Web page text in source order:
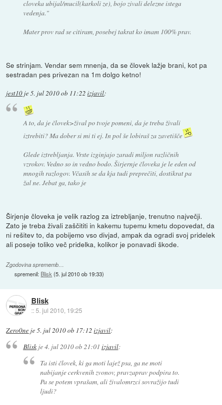
cloveka ubijal/mucil(karkoli ze), bojo zivali delezne istega
vedenja."
Mater prov rad se citiram, posebej takrat ko imam 100% prav.
Se strinjam. Vendar sem mnenja, da se človek lažje brani, kot pa
sestradan pes privezan na 1m dolgo ketno!
jest10 je5. jul 2010 ob 11:22 izjavil:
A to, da je človek>žival po tvoje pomeni, da je treba živali
iztrebiti? Ma dober si mi ti ej. In pol še lobiraš za zavetišče
Glede iztrebljanja. Vrste izginjajo zaradi miljon različnih
vzrokov. Vedno so in vedno bodo. Širjernje človeka je le eden od
mnogih razlogov. Včasih se da kja tudi preprečiti, dostikrat pa
žal ne. Jebat ga, tako je
Širjenje človeka je velik razlog za iztrebljanje, trenutno največji.
Zato je treba živali zaščititi in kakemu tupemu kmetu dopovedat, da
ni rešitev to, da pobijemo vso divjad, ampak da ogradi svoj pridelek
ali poseje toliko več pridelka, kolikor je ponavadi škode.
Zgodovina sprememb…
spremenil: Blisk (5. jul 2010 ob 19:33)
Blisk
::5. jul 2010, 19:25
Zero0ne je5. jul 2010 ob 17:12 izjavil:
Bliskje4. jul 2010 ob 21:01 izjavil:
Ta isti človek, ki ga moti lajež psa, ga ne moti
nabijanje cerkvenih zvonov, pravzaprav podpira to.
Pa se potem vprašam, ali živalomrzci sovražijo tudi
ljudi?